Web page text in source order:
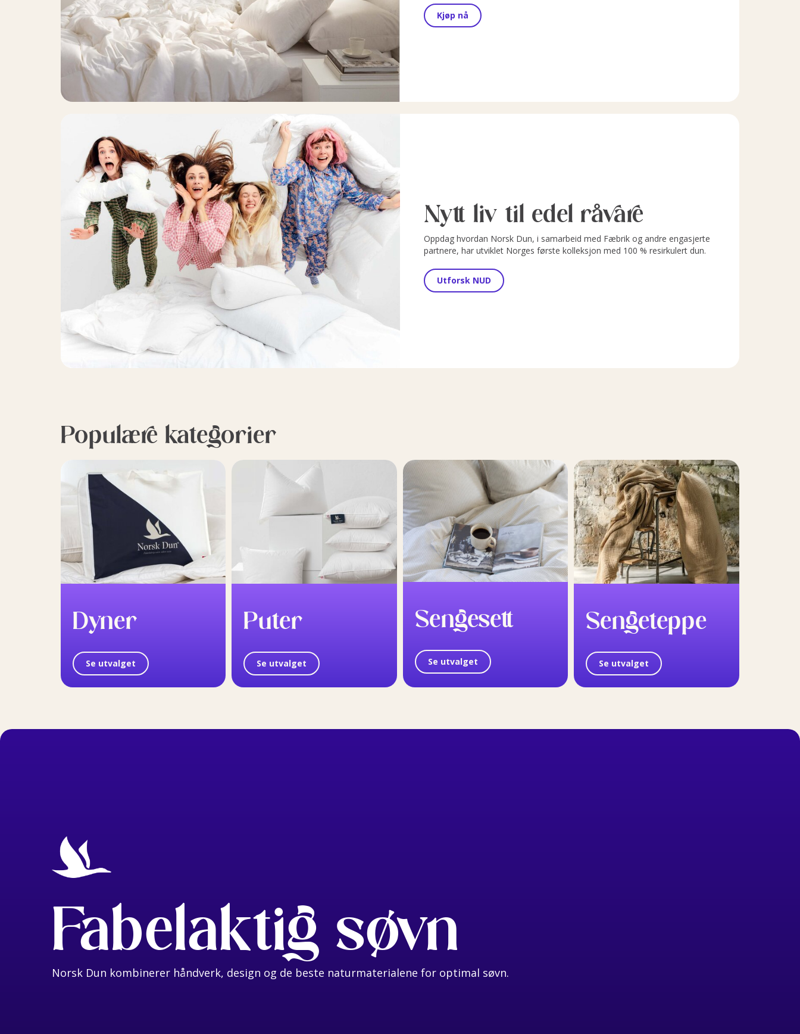
Kjøp nå
Nytt liv til edel råvare
Oppdag hvordan Norsk Dun, i samarbeid med Fæbrik og andre engasjerte
partnere, har utviklet Norges første kolleksjon med 100 % resirkulert dun.
Utforsk NUD
Populære kategorier
Dyner
Se utvalget
Puter
Se utvalget
Sengesett
Se utvalget
Sengeteppe
Se utvalget
Fabelaktig søvn
Norsk Dun kombinerer håndverk, design og de beste naturmaterialene for optimal søvn.